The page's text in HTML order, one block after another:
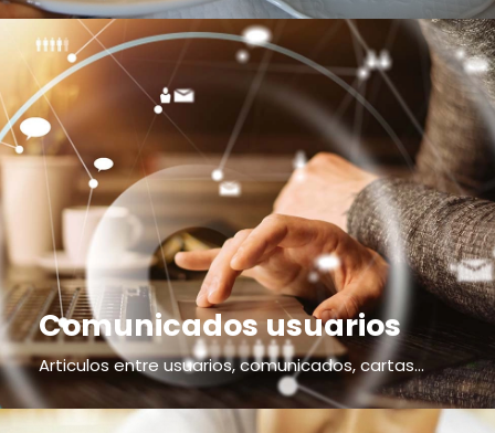
Comunicados usuarios
Articulos entre usuarios, comunicados, cartas...